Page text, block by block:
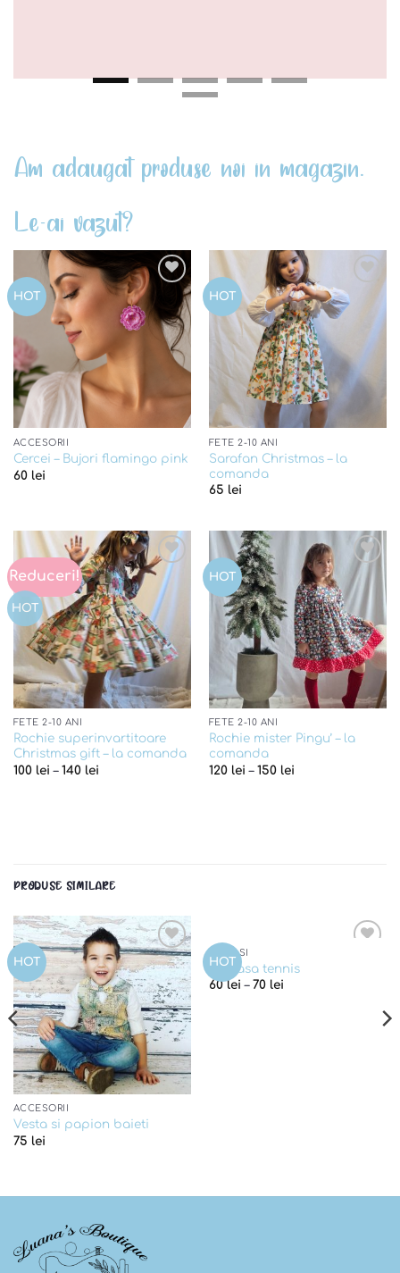
Am adaugat produse noi in magazin.
Le-ai vazut?
HOT
Add to
wishlist
ACCESORII
Cercei – Bujori flamingo pink
60 lei
HOT
Add to
wishlist
FETE 2-10 ANI
Sarafan Christmas – la
comanda
65 lei
Reduceri!
HOT
Add to
wishlist
FETE 2-10 ANI
Rochie superinvartitoare
Christmas gift – la comanda
100 lei – 140 lei
HOT
Add to
wishlist
FETE 2-10 ANI
Rochie mister Pingu’ – la
comanda
120 lei – 150 lei
PRODUSE SIMILARE
HOT
Add to
wishlist
ACCESORII
Vesta si papion baieti
75 lei
HOT
CAMASI
Camasa tennis
60lei – 70 lei